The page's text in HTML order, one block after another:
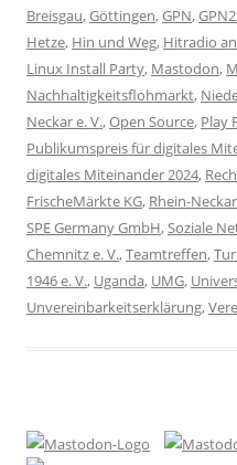
Breisgau,Göttingen,GPN,
Hetze, Hin und Weg, Hitradio
Linux Install Party, Mastodon,
Nachhaltigkeitsflohmarkt,
Neckar e. V.,Open Source, Play
Publikumspreis für digitales
digitales Miteinander 2024,
FrischeMärkte KG, Rhein-Neckar
SPE Germany GmbH,Soziale
Chemnitz e. V.,Teamtreffen,
1946 e. V., Uganda, UMG,
Unvereinbarkeitserklärung,